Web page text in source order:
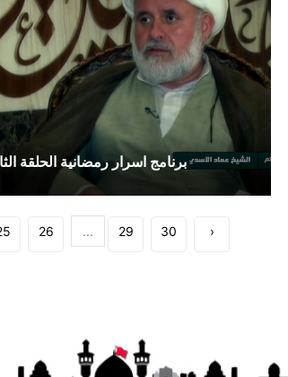
برنامج اسرار رمضانية الحلقة
26 ... 29 30 ›